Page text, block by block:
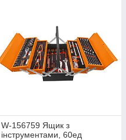
W-156759 Ящик з
інструментами, 60ед